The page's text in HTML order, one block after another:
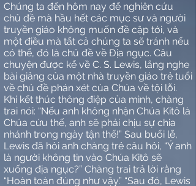
Chúng ta đến hôm nay để nghiên cứu
chủ đề mà hầu hết các mục sư và người
truyền giáo không muốn đề cập tới, và
một điều mà tất cả chúng ta sẽ tránh nếu
có thể, đó là chủ đề về Địa ngục. Câu
chuyện được kể về C. S. Lewis, lắng nghe
bài giảng của một nhà truyền giáo trẻ tuổi
về chủ đề phán xét của Chúa về tội lỗi.
Khi kết thúc thông điệp của mình, chàng
trai nói: “Nếu anh không nhận Chúa Kitô là
Chúa cứu thế, anh sẽ phải chịu sự chia
nhánh trong ngày tận thế!” Sau buổi lễ,
Lewis đã hỏi anh chàng trẻ câu hỏi, “Ýanh
là người không tin vào Chúa Kitô sẽ
xuống địa ngục?” Chàng trai trả lời rằng
“Hoàn toàn đúng như vậy.” “Sau đó, Lewis